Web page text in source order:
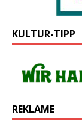
KULTUR-TIPP
REKLAME